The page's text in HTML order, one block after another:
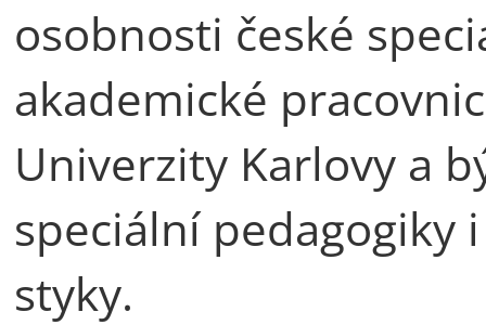
osobnosti české
akademické
Univerzity Karlovy a
speciální pedagogiky
styky.